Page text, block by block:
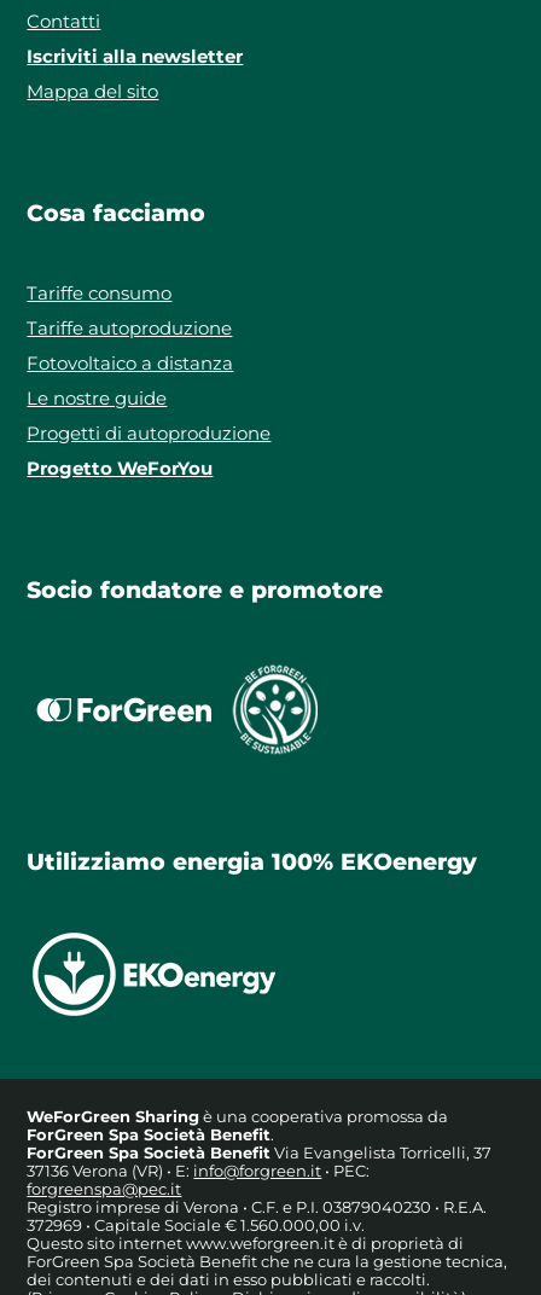
Contatti
Iscriviti alla newsletter
Mappa del sito
Cosa facciamo
Tariffe consumo
Tariffe autoproduzione
Fotovoltaico a distanza
Le nostre guide
Progetti di autoproduzione
Progetto WeForYou
Socio fondatore e promotore
Utilizziamo energia 100% EKOenergy
WeForGreen Sharingè una cooperativa promossa da
ForGreen Spa Società Benefit.
ForGreen Spa Società BenefitVia Evangelista Torricelli, 37
37136 Verona (VR) • E: info@forgreen.it • PEC:
forgreenspa@pec.it
Registro imprese di Verona • C.F. e P.I. 03879040230 • R.E.A.
372969 • Capitale Sociale € 1.560.000,00 i.v.
Questo sito internet www.weforgreen.it è di proprietà di
ForGreen Spa Società Benefit che ne cura la gestione tecnica,
dei contenuti e dei dati in esso pubblicati e raccolti.